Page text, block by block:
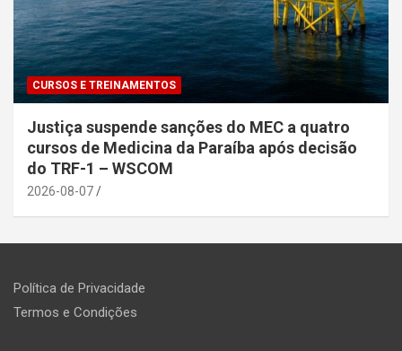
CURSOS E TREINAMENTOS
Justiça suspende sanções do MEC a quatro
cursos de Medicina da Paraíba após decisão
do TRF-1 – WSCOM
2026-08-07
Política de Privacidade
Termos e Condições